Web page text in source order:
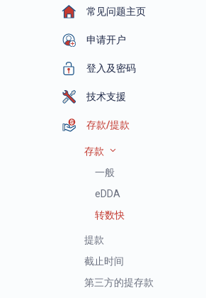
常见问题主页
申请开户
登入及密码
技术支援
存款/提款
存款
一般
eDDA
转数快
提款
截止时间
第三方的提存款